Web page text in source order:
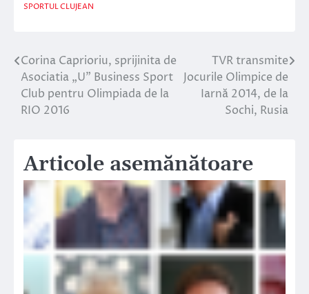
SPORTUL CLUJEAN
Navigare
în
articole
Corina Caprioriu, sprijinita de
Asociatia „U” Business Sport
Club pentru Olimpiada de la
RIO 2016
TVR transmite
Jocurile Olimpice de
Iarnă 2014, de la
Sochi, Rusia
Articole asemănătoare